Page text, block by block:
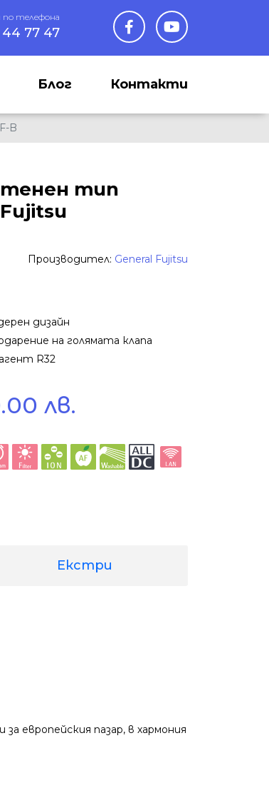
телефона
44 77 47
Блог Контакти
B
тип
Производител: General Fujitsu
дизайн
на голямата клапа
R32
лв.
Екстри
европейския пазар, в хармония